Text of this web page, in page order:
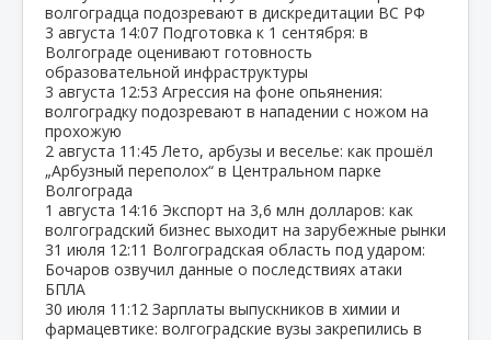
волгоградца подозревают в дискредитации ВС РФ
3 августа 14:07 Подготовка к 1 сентября: в
Волгограде оценивают готовность
образовательной инфраструктуры
3 августа 12:53 Агрессия на фоне опьянения:
волгоградку подозревают в нападении с ножом на
прохожую
2 августа 11:45 Лето, арбузы и веселье: как прошёл
„Арбузный переполох“ в Центральном парке
Волгограда
1 августа 14:16 Экспорт на 3,6 млн долларов: как
волгоградский бизнес выходит на зарубежные рынки
31 июля 12:11 Волгоградская область под ударом:
Бочаров озвучил данные о последствиях атаки
БПЛА
30 июля 11:12 Зарплаты выпускников в химии и
фармацевтике: волгоградские вузы закрепились в